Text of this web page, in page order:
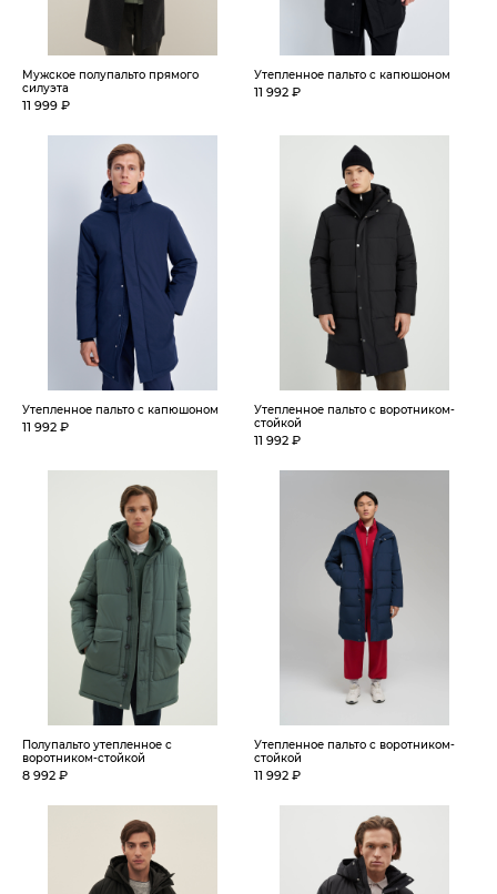
Мужское полупальто прямого
силуэта
11 999 ₽
Утепленное пальто с капюшоном
11 992 ₽
Утепленное пальто с капюшоном
11 992 ₽
Утепленное пальто с воротником-
стойкой
11 992 ₽
Полупальто утепленное с
воротником-стойкой
8 992 ₽
Утепленное пальто с воротником-
стойкой
11 992 ₽